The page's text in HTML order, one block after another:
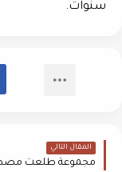
سنوات.
المقال التالي